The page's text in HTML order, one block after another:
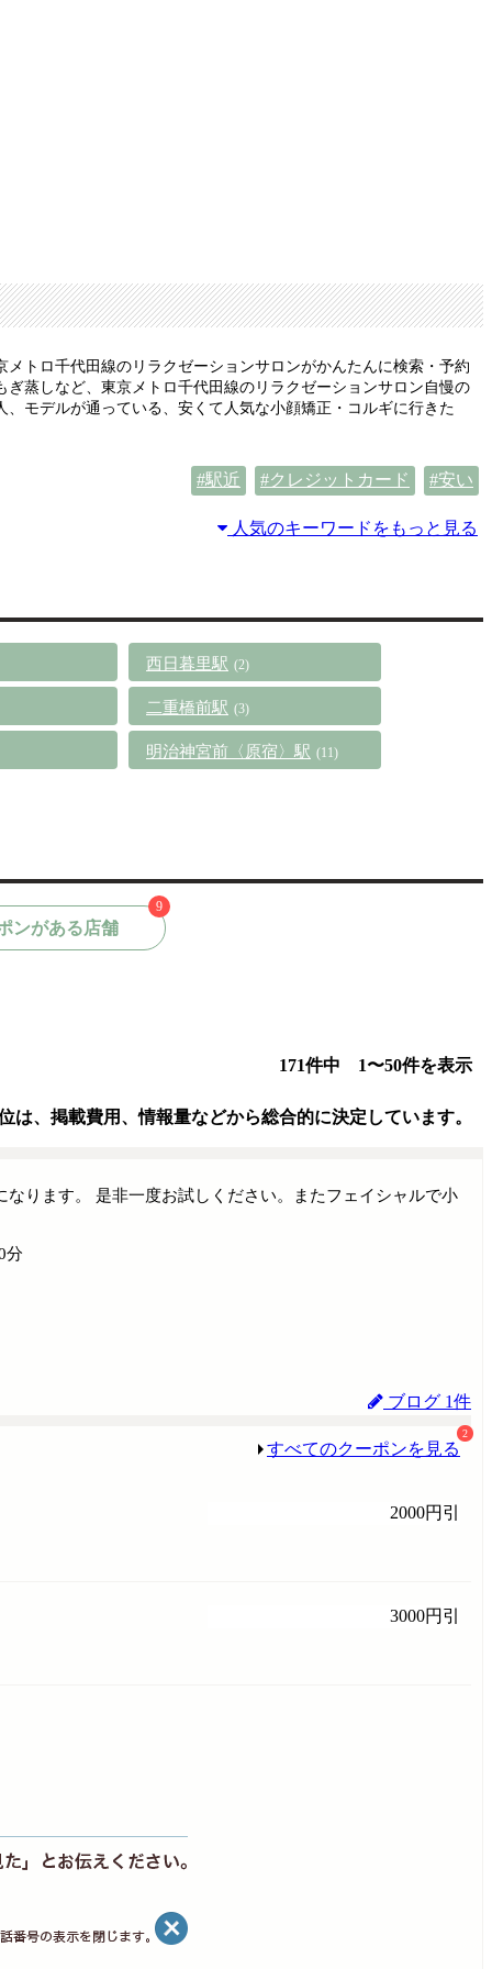
トロ千代田線のリラクゼーションサロンがかんたんに検索・予約
蒸しなど、東京メトロ千代田線のリラクゼーションサロン自慢の
モデルが通っている、安くて人気な小顔矯正・コルギに行きた
駅近 クレジットカード 安い
人気のキーワードをもっと見る
西日暮里駅 (2)
二重橋前駅 (3)
明治神宮前〈原宿〉駅 (11)
ンがある店舗
9
171件中 1〜50件を表示
は、掲載費用、情報量などから総合的に決定しています。
ブログ 1件
ります。 是非一度お試しください。またフェイシャルで小
分
すべてのクーポンを見る
2
2000円引
3000円引